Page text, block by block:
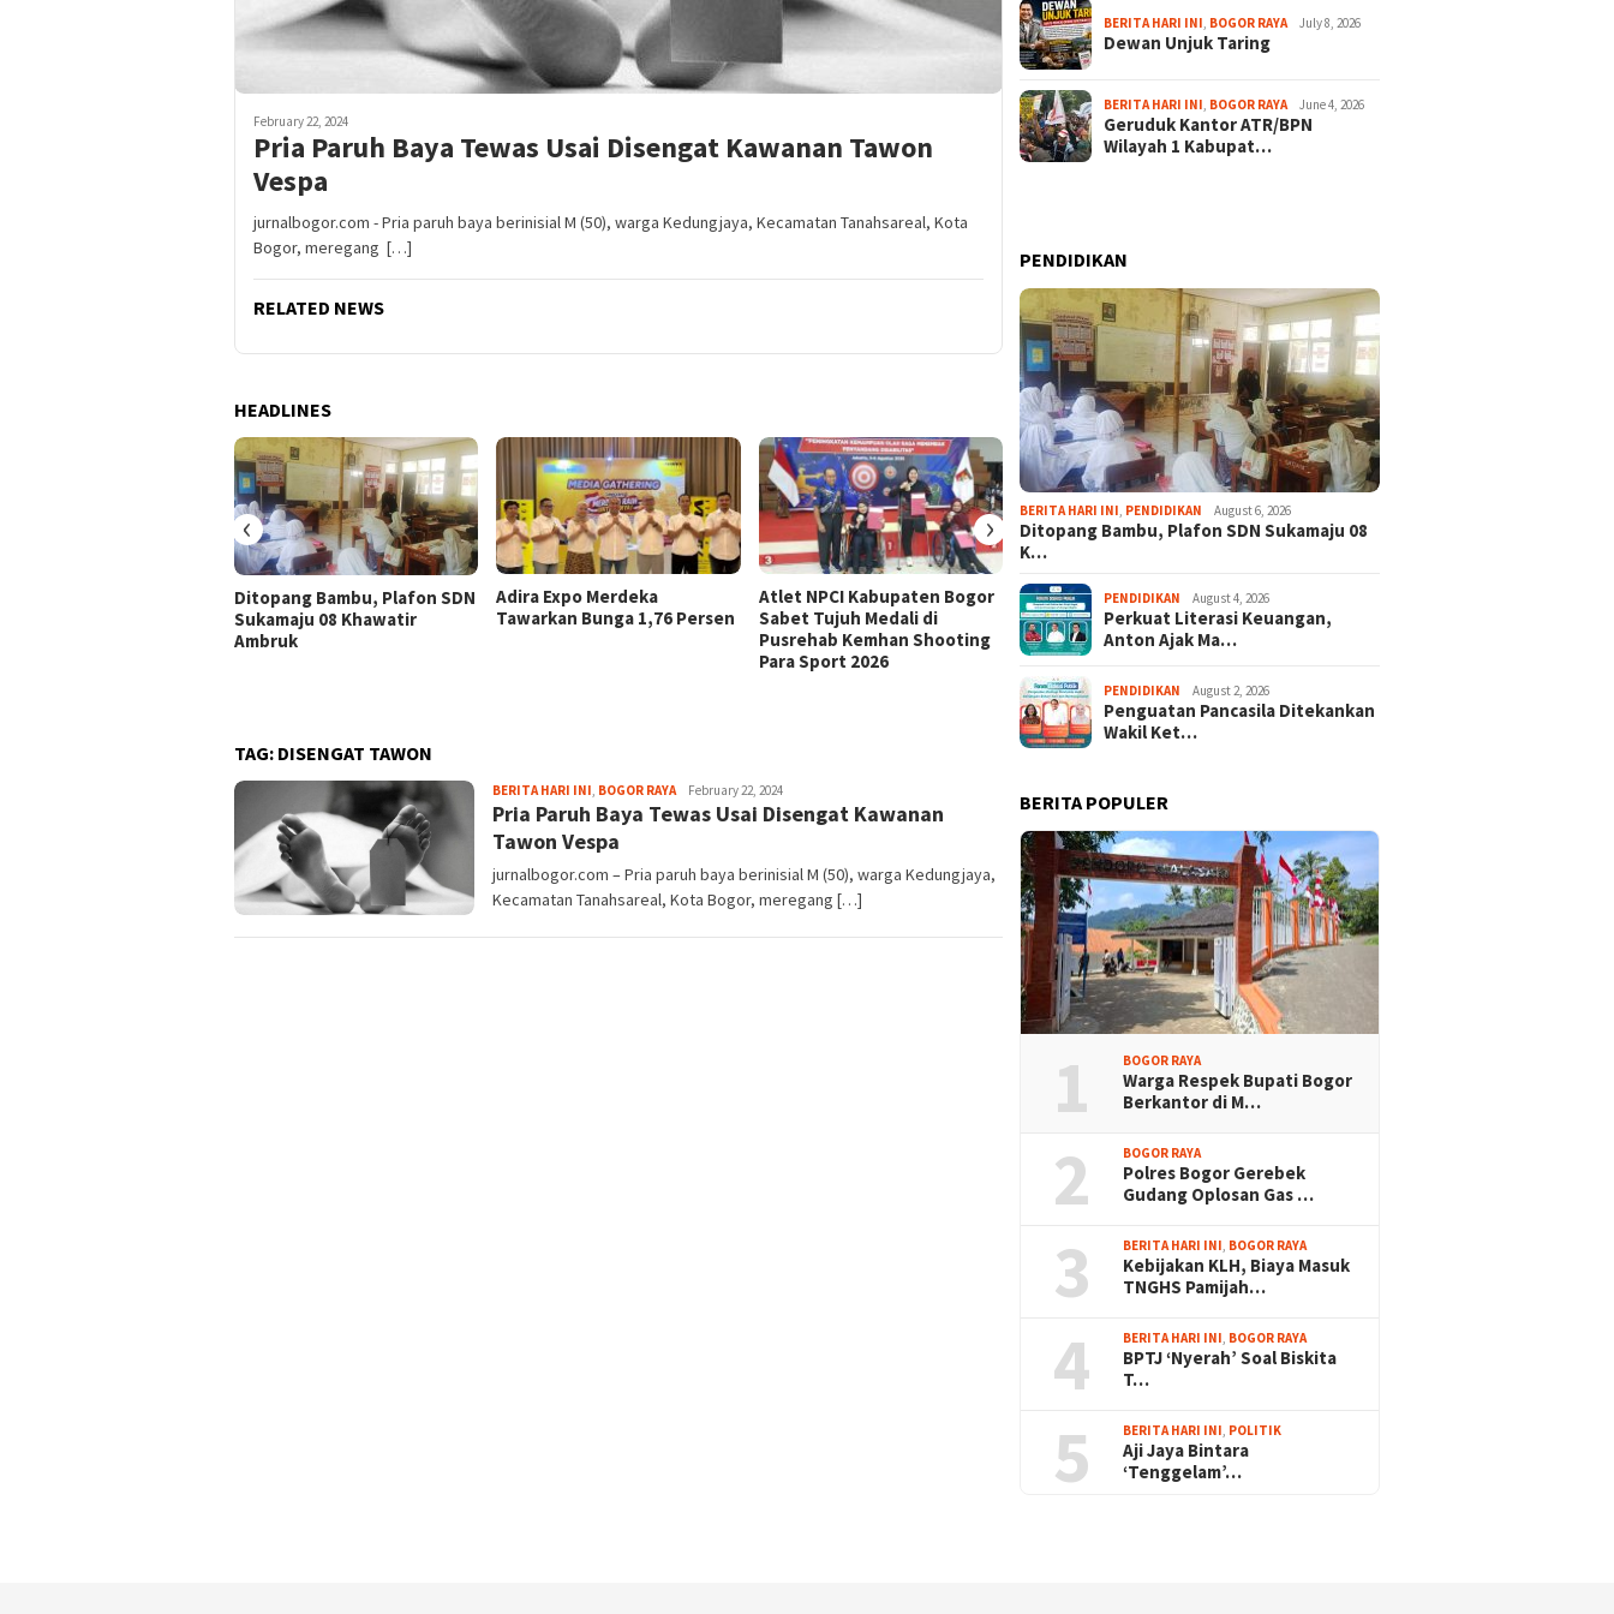
February 22, 2024
Pria Paruh Baya Tewas Usai Disengat Kawanan Tawon
Vespa
jurnalbogor.com - Pria paruh baya berinisial M (50), warga Kedungjaya, Kecamatan Tanahsareal, Kota
Bogor, meregang […]
RELATED NEWS
HEADLINES
Ditopang Bambu, Plafon SDN
Sukamaju 08 Khawatir
Ambruk
Adira Expo Merdeka
Tawarkan Bunga 1,76 Persen
Atlet NPCI Kabupaten Bogor
Sabet Tujuh Medali di
Pusrehab Kemhan Shooting
Para Sport 2026
Ajang Promosi Wisata,
Ratusan Peserta Ikuti Tour
Malasari Halimun Salak 2026
Pembangunan Wisma dan
‹ ›
TAG: DISENGAT TAWON
BERITA HARI INI, BOGOR RAYAFredy
Kristianto
February 22, 2024
Pria Paruh Baya Tewas Usai Disengat Kawanan
Tawon Vespa
jurnalbogor.com – Pria paruh baya berinisial M (50), warga Kedungjaya,
Kecamatan Tanahsareal, Kota Bogor, meregang […]
BERITA HARI INI BOGOR RAYA July 8, 2026
Dewan Unjuk Taring
BERITA HARI INI BOGOR RAYA June 4, 2026
Geruduk Kantor ATR/BPN
Wilayah 1 Kabupat…
PENDIDIKAN
BERITA HARI INI PENDIDIKAN August 6, 2026
Ditopang Bambu, Plafon SDN Sukamaju 08
K…
PENDIDIKAN August 4, 2026
Perkuat Literasi Keuangan,
Anton Ajak Ma…
PENDIDIKAN August 2, 2026
Penguatan Pancasila Ditekankan
Wakil Ket…
BERITA POPULER
1 BOGOR RAYA
Warga Respek Bupati Bogor
Berkantor di M…
2 BOGOR RAYA
Polres Bogor Gerebek
Gudang Oplosan Gas …
3 BERITA HARI INI, BOGOR RAYA
Kebijakan KLH, Biaya Masuk
TNGHS Pamijah…
4 BERITA HARI INI, BOGOR RAYA
BPTJ ‘Nyerah’ Soal Biskita
T…
5 BERITA HARI INI, POLITIK
Aji Jaya Bintara
‘Tenggelam’…